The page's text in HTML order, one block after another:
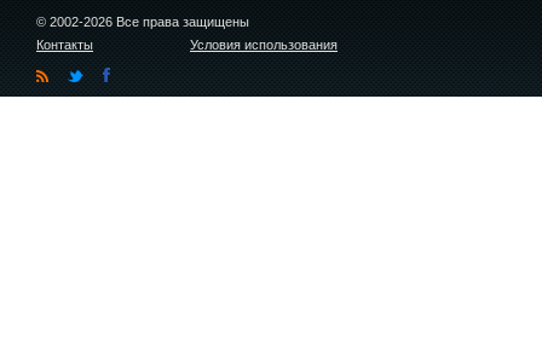
© 2002-2026 Все права защищены
Контакты
Условия использования